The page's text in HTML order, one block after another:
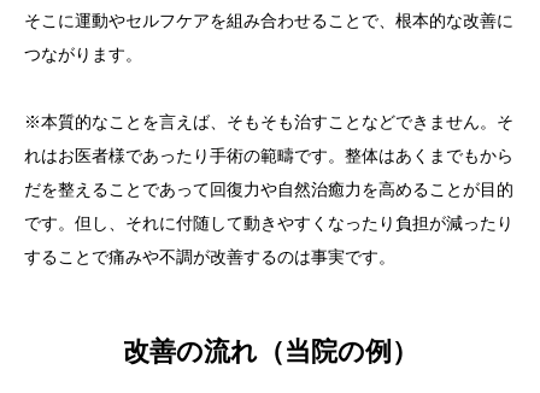
そこに運動やセルフケアを組み合わせることで、根本的な改善に
つながります。
※本質的なことを言えば、そもそも治すことなどできません。そ
れはお医者様であったり手術の範疇です。整体はあくまでもから
だを整えることであって回復力や自然治癒力を高めることが目的
です。但し、それに付随して動きやすくなったり負担が減ったり
することで痛みや不調が改善するのは事実です。
改善の流れ（当院の例）